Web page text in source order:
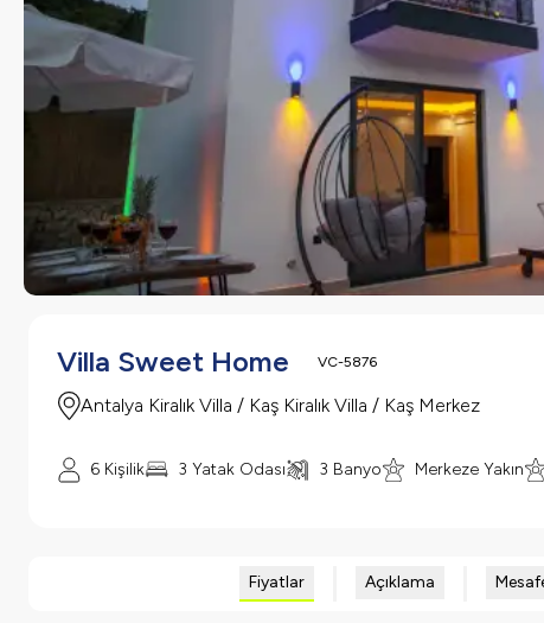
Villa Sweet Home VC-5876
Antalya Kiralık Villa / Kaş Kiralık Villa / Kaş Merkez
6 Kişilik 3 Yatak Odası 3 Banyo Merkeze Yakın
Fiyatlar Açıklama